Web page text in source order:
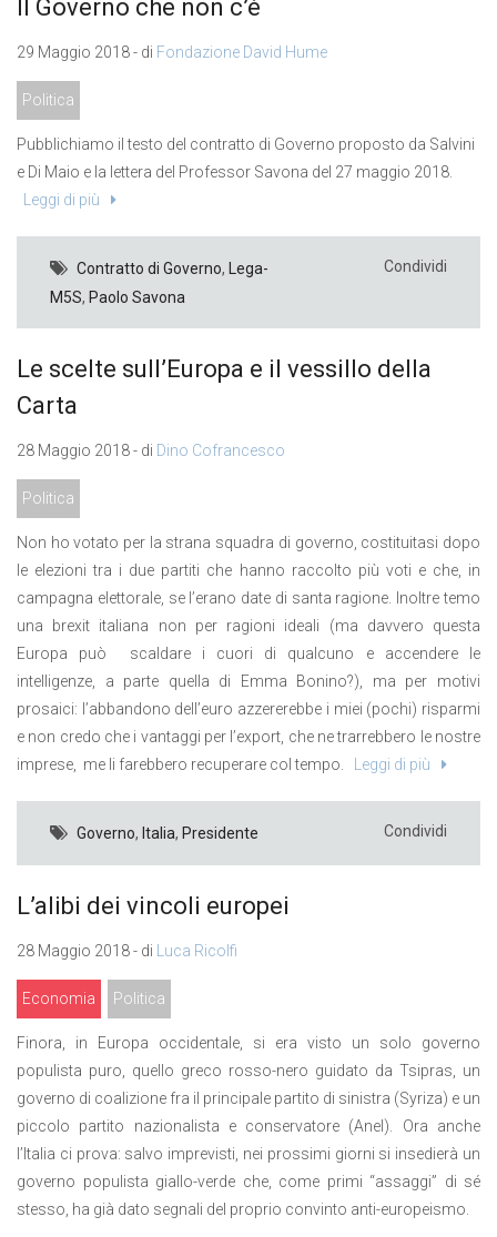
Il Governo che non c’è
29 Maggio 2018 - di Fondazione David Hume
Politica
Pubblichiamo il testo del contratto di Governo proposto da Salvini
e Di Maio e la lettera del Professor Savona del 27 maggio 2018.
Leggi di più
Contratto di Governo,
Lega-
M5S, Paolo Savona
Condividi
Le scelte sull’Europa e il vessillo della
Carta
28 Maggio 2018 - di Dino Cofrancesco
Politica
Non ho votato per la strana squadra di governo, costituitasi dopo
le elezioni tra i due partiti che hanno raccolto più voti e che, in
campagna elettorale, se l’erano date di santa ragione. Inoltre temo
una brexit italiana non per ragioni ideali (ma davvero questa
Europa può scaldare i cuori di qualcuno e accendere le
intelligenze, a parte quella di Emma Bonino?), ma per motivi
prosaici: l’abbandono dell’euro azzererebbe i miei (pochi) risparmi
e non credo che i vantaggi per l’export, che ne trarrebbero le nostre
imprese, me li farebbero recuperare col tempo.
Leggi di più
Governo, Italia, Presidente Condividi
L’alibi dei vincoli europei
28 Maggio 2018 - di Luca Ricolfi
Economia Politica
Finora, in Europa occidentale, si era visto un solo governo
populista puro, quello greco rosso-nero guidato da Tsipras, un
governo di coalizione fra il principale partito di sinistra (Syriza) e un
piccolo partito nazionalista e conservatore (Anel). Ora anche
l’Italia ci prova: salvo imprevisti, nei prossimi giorni si insedierà un
governo populista giallo-verde che, come primi “assaggi” di sé
stesso, ha già dato segnali del proprio convinto anti-europeismo.